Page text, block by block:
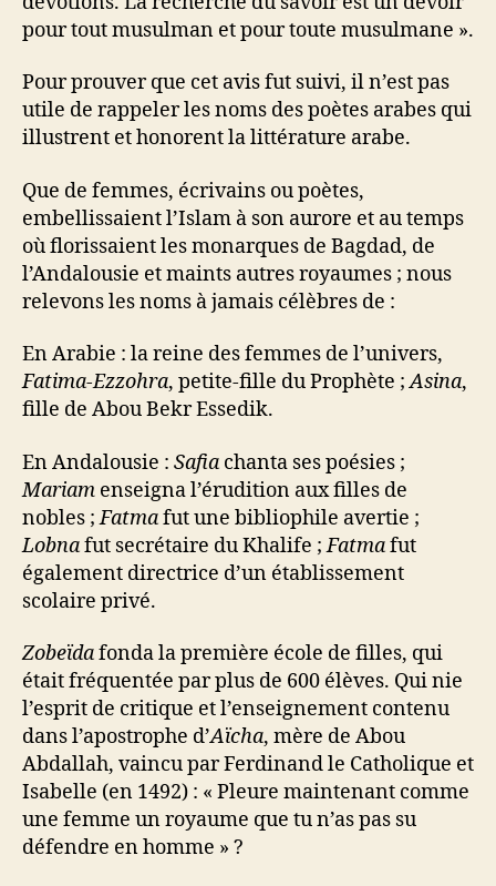
pour tout musulman et pour toute musulmane ».
Pour prouver que cet avis fut suivi, il n’est pas
utile de rappeler les noms des poètes arabes qui
illustrent et honorent la littérature arabe.
Que de femmes, écrivains ou poètes,
embellissaient l’Islam à son aurore et au temps
où florissaient les monarques de Bagdad, de
l’Andalousie et maints autres royaumes ; nous
relevons les noms à jamais célèbres de :
En Arabie : la reine des femmes de l’univers,
Fatima-Ezzohra, petite-fille du Prophète ;Asina,
fille de Abou Bekr Essedik.
En Andalousie : Safia chanta ses poésies ;
Mariam enseigna l’érudition aux filles de
nobles ;Fatmafut une bibliophile avertie ;
Lobnafut secrétaire du Khalife ;Fatmafut
également directrice d’un établissement
scolaire privé.
Zobeïdafonda la première école de filles, qui
était fréquentée par plus de 600 élèves. Qui nie
l’esprit de critique et l’enseignement contenu
dans l’apostrophe d’Aïcha, mère de Abou
Abdallah, vaincu par Ferdinand le Catholique et
Isabelle (en 1492) : « Pleure maintenant comme
une femme un royaume que tu n’as pas su
défendre en homme » ?